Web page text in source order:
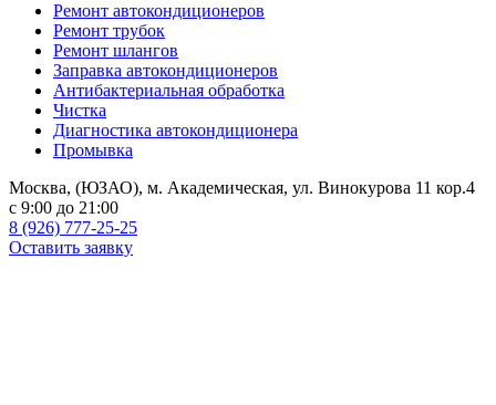
Ремонт автокондиционеров
Ремонт трубок
Ремонт шлангов
Заправка автокондиционеров
Антибактериальная обработка
Чистка
Диагностика автокондиционера
Промывка
Москва, (ЮЗАО), м. Академическая, ул. Винокурова 11 кор.4
c 9:00 до 21:00
8 (926) 777-25-25
Оставить заявку